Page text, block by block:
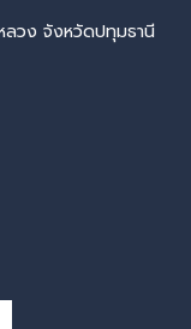
วง จังหวัดปทุมธานี